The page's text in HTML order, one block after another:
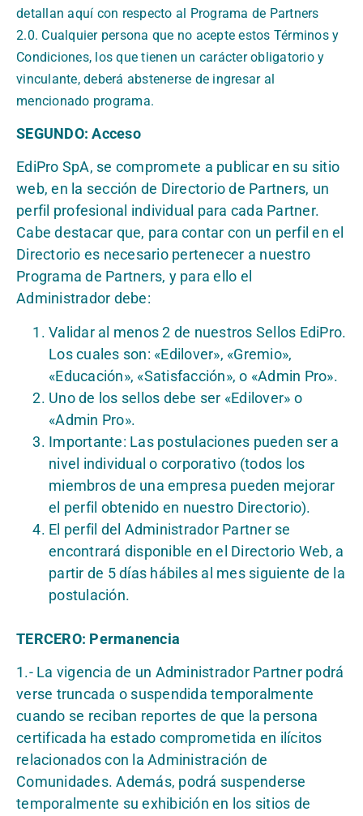
detallan aquí con respecto al Programa de Partners
2.0. Cualquier persona que no acepte estos Términos y
Condiciones, los que tienen un carácter obligatorio y
vinculante, deberá abstenerse de ingresar al
mencionado programa.
SEGUNDO: Acceso
EdiPro SpA, se compromete a publicar en su sitio
web, en la sección de Directorio de Partners, un
perfil profesional individual para cada Partner.
Cabe destacar que, para contar con un perfil en el
Directorio es necesario pertenecer a nuestro
Programa de Partners, y para ello el
Administrador debe:
Validar al menos 2 de nuestros Sellos EdiPro.
Los cuales son: «Edilover», «Gremio»,
«Educación», «Satisfacción», o «Admin Pro».
Uno de los sellos debe ser «Edilover» o
«Admin Pro».
Importante: Las postulaciones pueden ser a
nivel individual o corporativo (todos los
miembros de una empresa pueden mejorar
el perfil obtenido en nuestro Directorio).
El perfil del Administrador Partner se
encontrará disponible en el Directorio Web, a
partir de 5 días hábiles al mes siguiente de la
postulación.
TERCERO: Permanencia
1.- La vigencia de un Administrador Partner podrá
verse truncada o suspendida temporalmente
cuando se reciban reportes de que la persona
certificada ha estado comprometida en ilícitos
relacionados con la Administración de
Comunidades. Además, podrá suspenderse
temporalmente su exhibición en los sitios de